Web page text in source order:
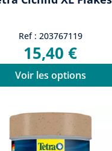
Ref : 203767119
15,40 €
Voir les options